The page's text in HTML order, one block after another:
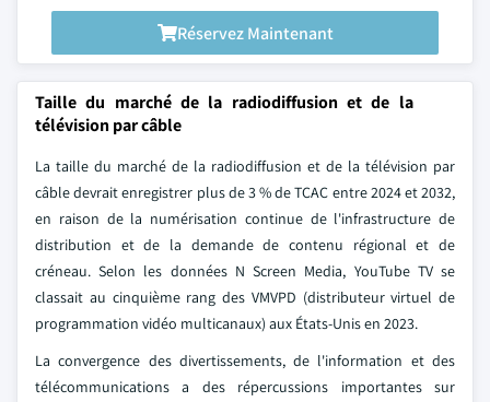
Réservez Maintenant
Taille du marché de la radiodiffusion et de la
télévision par câble
La taille du marché de la radiodiffusion et de la télévision par
câble devrait enregistrer plus de 3 % de TCAC entre 2024 et 2032,
en raison de la numérisation continue de l'infrastructure de
distribution et de la demande de contenu régional et de
créneau. Selon les données N Screen Media, YouTube TV se
classait au cinquième rang des VMVPD (distributeur virtuel de
programmation vidéo multicanaux) aux États-Unis en 2023.
La convergence des divertissements, de l'information et des
télécommunications a des répercussions importantes sur